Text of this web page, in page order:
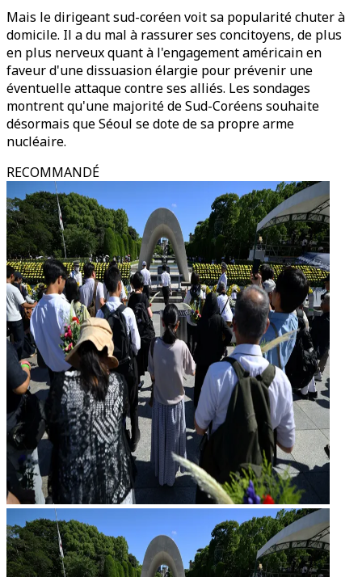
Mais le dirigeant sud-coréen voit sa popularité chuter à
domicile. Il a du mal à rassurer ses concitoyens, de plus
en plus nerveux quant à l'engagement américain en
faveur d'une dissuasion élargie pour prévenir une
éventuelle attaque contre ses alliés. Les sondages
montrent qu'une majorité de Sud-Coréens souhaite
désormais que Séoul se dote de sa propre arme
nucléaire.
RECOMMANDÉ